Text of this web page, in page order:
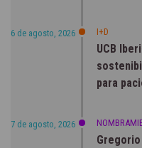
6 de agosto, 2026 I+D
UCB
para
7 de agosto, 2026